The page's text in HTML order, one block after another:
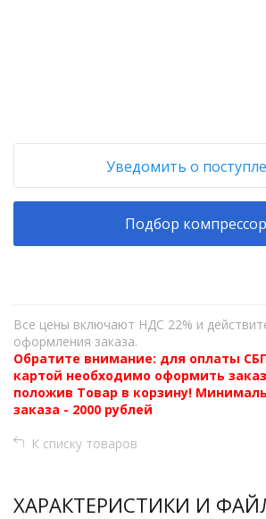
Уведомить о
Подбор
Все цены включают НДС 22% и
оформления заказа.
Обратите внимание: для оплаты
картой необходимо оформить
положив Товар в корзину!
заказа - 2000 рублей
К списку товаров
ХАРАКТЕРИСТИКИ И